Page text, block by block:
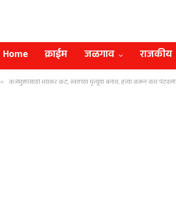
Home क्राईम जळगाव राजकीय
» कर्जमुक्तीसाठी भयंकर कट; स्वतःच्या मृत्यूचा बनाव, हत्या करून कार पेटवली